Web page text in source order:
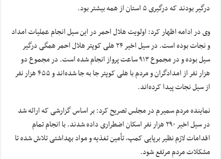
درگیر بودند که درگیری ۵ استان از همه بیشتر بود.
وی در ادامه اظهار کرد: اولویت هلال احمر در این سیل انجام عملیات امداد
و نجات بوده است. در سیل اخیر ۲۴
هلیکوپترهلال احمر همگی درگیر
سیل بوده و در مجموع ۹۱۳ ساعت پرواز انجام شده است. در مجموع دو
هزار نفر از امدادگران و مردم باهلیکوپتر
جا به جا شده‌اند و ۴۵۵ هزار نفر
از سیل نجات پیدا کرده‌اند.
نماینده مردم سمیرم در مجلس تصریح کرد: بر اساس گزارشی که ارائه شد
در سیل اخیر ۲۹۰ هزار نفر اسکان اضطراری داده شدند. با انجام تمام
اقدامات لازم نظیر برپایی کمپ،تأمینتغذیه و مواد بهداشتی تلاش شده تا
مشکلات مردم مرتفع شود.